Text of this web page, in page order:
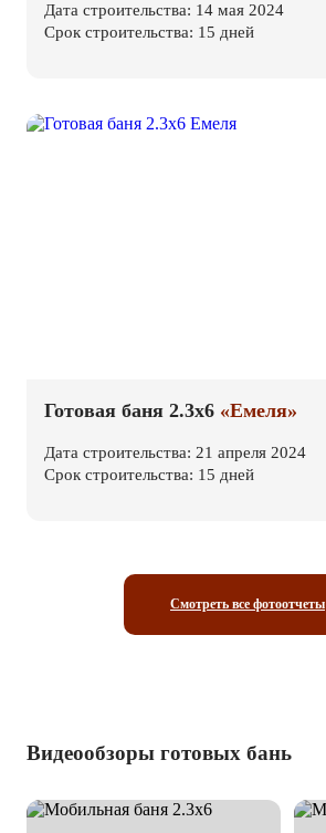
Дата строительства: 14 мая 2024
Срок строительства: 15 дней
Готовая баня 2.3х6 «Емеля»
Дата строительства: 21 апреля 2024
Срок строительства: 15 дней
Смотреть все фотоотчеты
Видеообзоры готовых бань